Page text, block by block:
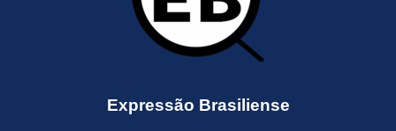
Expressão Brasiliense